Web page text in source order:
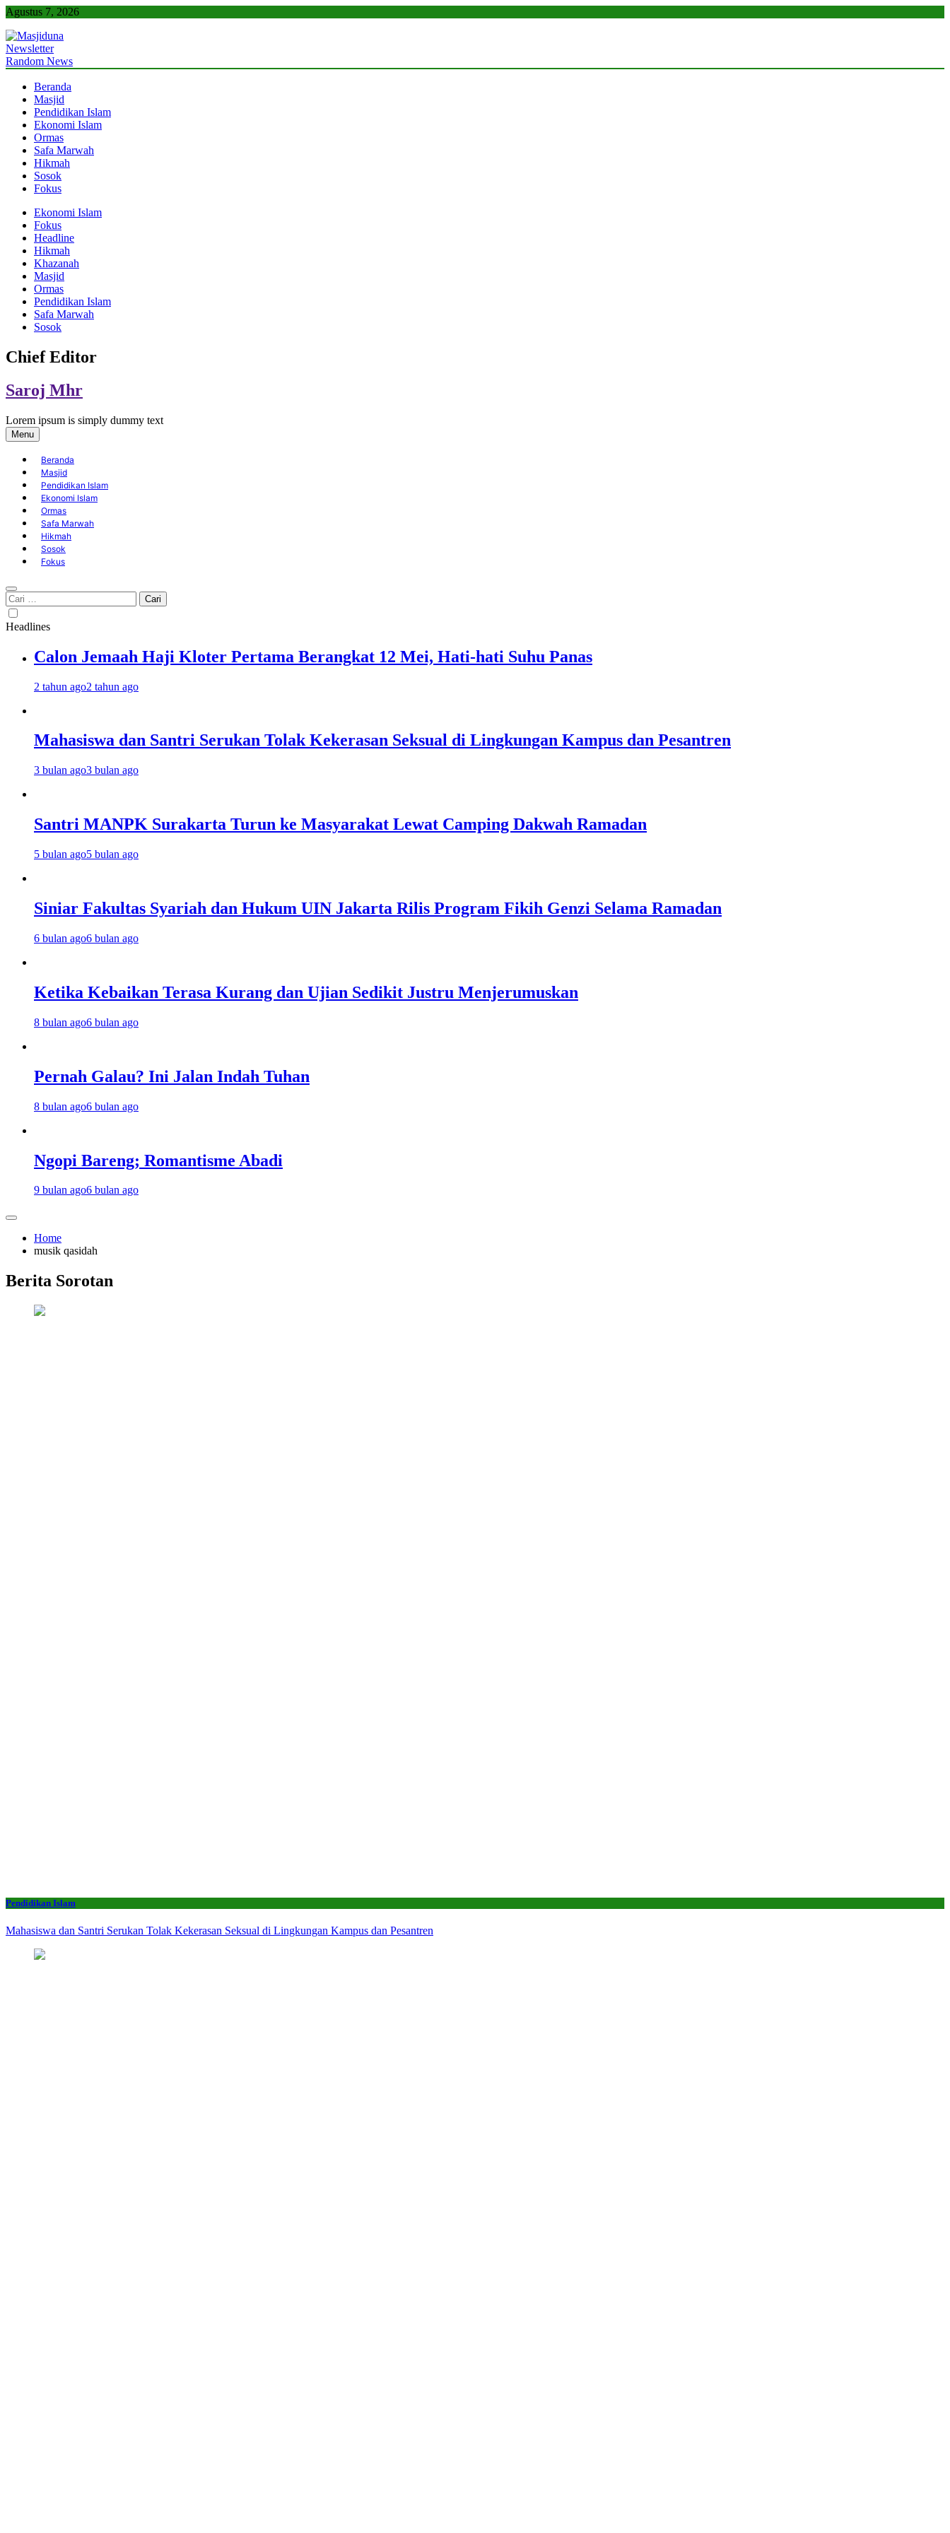
Skip
content
Agustus 7, 2026
Masjiduna
Referensi Berita Islam Indonesia
Newsletter
Random News
Beranda
Masjid
Pendidikan Islam
Ekonomi Islam
Ormas
Safa Marwah
Hikmah
Sosok
Fokus
Ekonomi Islam
Fokus
Headline
Hikmah
Khazanah
Masjid
Ormas
Pendidikan Islam
Safa Marwah
Sosok
Chief Editor
Saroj Mhr
Lorem ipsum is simply dummy text
Menu
Beranda
Masjid
Pendidikan Islam
Ekonomi Islam
Ormas
Safa Marwah
Hikmah
Sosok
Fokus
Cari
untuk:
Headlines
Calon Jemaah Haji Kloter Pertama Berangkat 12 Mei, Hati-hati Suhu Panas
2 tahun ago2 tahun ago
Mahasiswa dan Santri Serukan Tolak Kekerasan Seksual di Lingkungan Kampus dan Pesantren
3 bulan ago3 bulan ago
Santri MANPK Surakarta Turun ke Masyarakat Lewat Camping Dakwah Ramadan
5 bulan ago5 bulan ago
Siniar Fakultas Syariah dan Hukum UIN Jakarta Rilis Program Fikih Genzi Selama Ramadan
6 bulan ago6 bulan ago
Ketika Kebaikan Terasa Kurang dan Ujian Sedikit Justru Menjerumuskan
8 bulan ago6 bulan ago
Pernah Galau? Ini Jalan Indah Tuhan
8 bulan ago6 bulan ago
Ngopi Bareng; Romantisme Abadi
9 bulan ago6 bulan ago
Home
musik qasidah
Berita Sorotan
Pendidikan Islam
Mahasiswa dan Santri Serukan Tolak Kekerasan Seksual di Lingkungan Kampus dan Pesantren